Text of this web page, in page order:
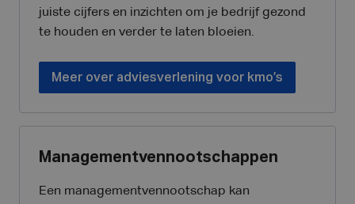
juiste cijfers en inzichten om je bedrijf gezond
te houden en verder te laten bloeien.
Meer over adviesverlening voor kmo’s
Managementvennootschappen
Een managementvennootschap kan